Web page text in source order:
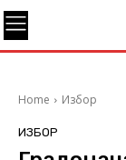
Home Избор
ИЗБОР